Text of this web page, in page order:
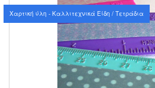
Χαρτική ύλη - Καλλιτεχνικά Είδη / Τετράδια